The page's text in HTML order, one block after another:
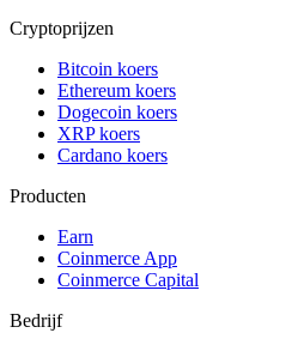
Cryptoprijzen
Bitcoin koers
Ethereum koers
Dogecoin koers
XRP koers
Cardano koers
Producten
Earn
Coinmerce App
Coinmerce Capital
Bedrijf